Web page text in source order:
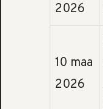
2026
10 maa
2026